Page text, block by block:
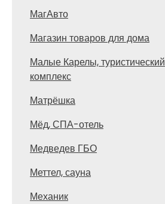
МагАвто
Магазин товаров для дома
Малые Карелы, туристический
комплекс
Матрёшка
Мёд, СПА-отель
Медведев ГБО
Меттел, сауна
Механик